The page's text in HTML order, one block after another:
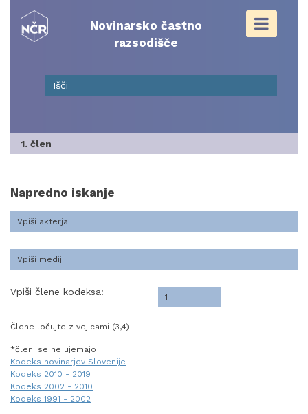
content
Novinarsko častno
razsodišče
1. člen
Napredno iskanje
Vpiši člene kodeksa:
Člene ločujte z vejicami (3,4)
*členi se ne ujemajo
Kodeks novinarjev Slovenije
Kodeks 2010 - 2019
Kodeks 2002 - 2010
Kodeks 1991 - 2002